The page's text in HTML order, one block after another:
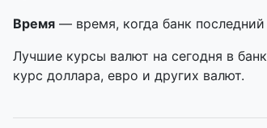
Время — время, когда банк
Лучшие курсы валют на сегодня в
курс доллара, евро и других валют.